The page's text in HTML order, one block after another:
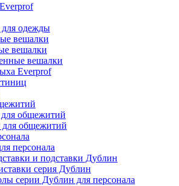
одежды
вешалки
вешалки
вешалки
Everprof
общежитий
общежитий
персонала
и подставки Дублин
серия Дублин
серии Дублин для персонала